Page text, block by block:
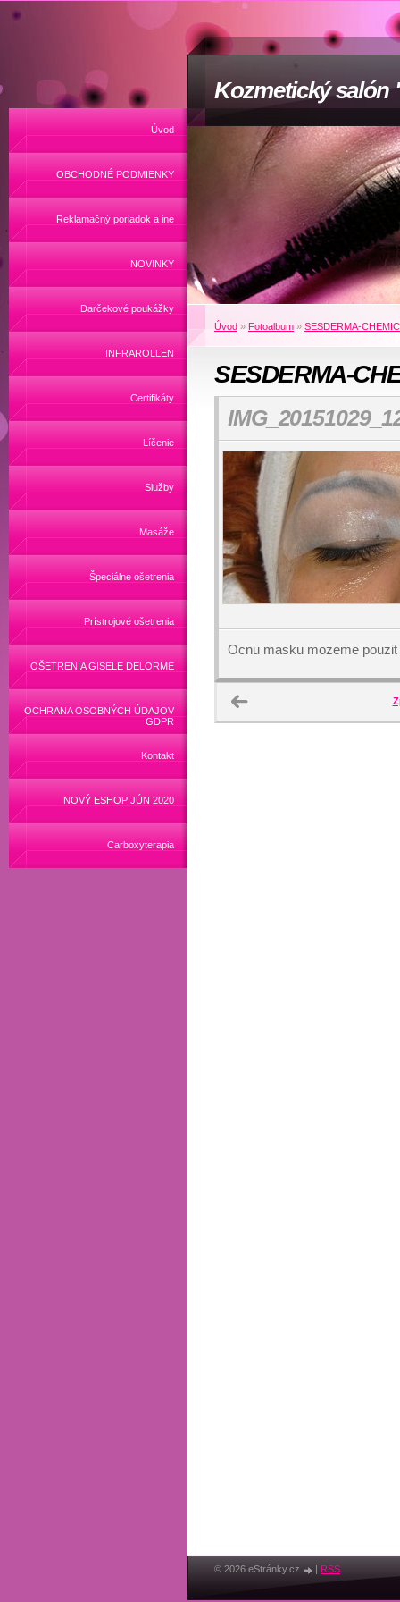
Kozmetický salón
Úvod
OBCHODNÉ PODMIENKY
Reklamačný poriadok a ine
NOVINKY
Darčekové poukážky
INFRAROLLEN
Certifikáty
Líčenie
Služby
Masáže
Špeciálne ošetrenia
Prístrojové ošetrenia
OŠETRENIA GISELE DELORME
OCHRANA OSOBNÝCH ÚDAJOV
GDPR
Kontakt
NOVÝ ESHOP JÚN 2020
Carboxyterapia
Úvod » Fotoalbum » SESDERMA-
SESDERMA-
Ocnu masku mozeme
© 2026 eStránky.cz RSS